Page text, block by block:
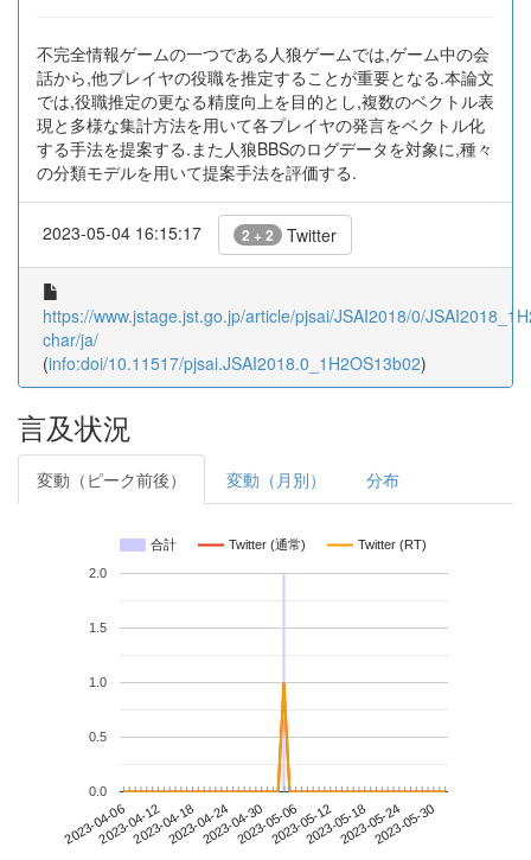
不完全情報ゲームの一つである人狼ゲームでは,ゲーム中の会
話から,他プレイヤの役職を推定することが重要となる.本論文
では,役職推定の更なる精度向上を目的とし,複数のベクトル表
現と多様な集計方法を用いて各プレイヤの発言をベクトル化
する手法を提案する.また人狼BBSのログデータを対象に,種々
の分類モデルを用いて提案手法を評価する.
2023-05-04 16:15:17 2 + 2 Twitter
https://www.jstage.jst.go.jp/article/pjsai/JSAI2018/0/
char/ja/
(info:doi/10.11517/pjsai.JSAI2018.0_1H2OS13b02)
言及状況
変動（ピーク前後） 変動（月別） 分布
合計 Twitter (通常) Twitter (RT)
2023-04-062023-04-122023-04-182023-04-242023-04-302023-05-062023-05-122023-05-182023-05-242023-05-30
0.0
0.5
1.0
1.5
2.0